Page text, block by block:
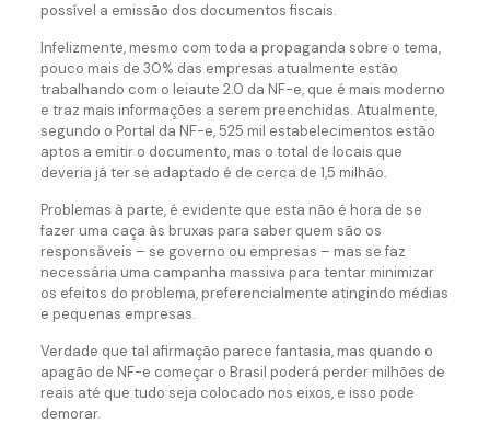
possível a emissão dos documentos fiscais.
Infelizmente, mesmo com toda a propaganda sobre o tema,
pouco mais de 30% das empresas atualmente estão
trabalhando com o leiaute 2.0 da NF-e, que é mais moderno
e traz mais informações a serem preenchidas. Atualmente,
segundo o Portal da NF-e, 525 mil estabelecimentos estão
aptos a emitir o documento, mas o total de locais que
deveria já ter se adaptado é de cerca de 1,5 milhão.
Problemas à parte, é evidente que esta não é hora de se
fazer uma caça às bruxas para saber quem são os
responsáveis – se governo ou empresas – mas se faz
necessária uma campanha massiva para tentar minimizar
os efeitos do problema, preferencialmente atingindo médias
e pequenas empresas.
Verdade que tal afirmação parece fantasia, mas quando o
apagão de NF-e começar o Brasil poderá perder milhões de
reais até que tudo seja colocado nos eixos, e isso pode
demorar.